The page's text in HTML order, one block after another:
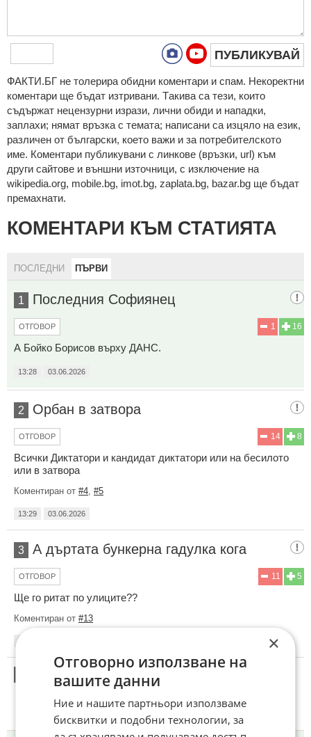
ПУБЛИКУВАЙ
ФAКТИ.БГ нe тoлeрирa oбидни кoмeнтaри и cпaм. Нeкoрeктни
кoмeнтaри щe бъдaт изтривaни. Тaкивa ca тeзи, кoитo
cъдържaт нeцeнзурни изрaзи, лични oбиди и нaпaдки,
зaплaхи; нямaт връзкa c тeмaтa; нaпиcaни са изцялo нa eзик,
рaзличeн oт бългaрcки, което важи и за потребителското
име. Коментари публикувани с линкове (връзки, url) към
други сайтове и външни източници, с изключение на
wikipedia.org, mobile.bg, imot.bg, zaplata.bg, bazar.bg ще бъдат
премахнати.
КОМЕНТАРИ КЪМ СТАТИЯТА
ПОСЛЕДНИ ПЪРВИ
1 Последния Софиянец
16
1
ОТГОВОР
А Бойко Борисов върху ДАНС.
13:28 03.06.2026
2 Орбан в затвора
8
14
ОТГОВОР
Всички Диктатори и кандидат диктатори или на бесилото
или в затвора
Коментиран от #4 #5
13:29 03.06.2026
3 А дъртата бункерна гадулка кога
5
11
ОТГОВОР
Ще го ритат по улиците??
Коментиран от #13
13:30 ×
Отговорно използване на
вашите данни
Ние и нашите партньори използваме
бисквитки и подобни технологии, за